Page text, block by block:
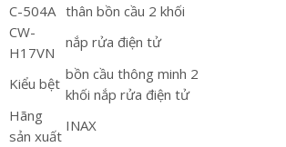
C-504A thân bồn cầu 2 khối
CW-
H17VN
nắp rửa điện tử
Kiểu bệt
bồn cầu thông minh 2
khối nắp rửa điện tử
Hãng
sản xuất
INAX